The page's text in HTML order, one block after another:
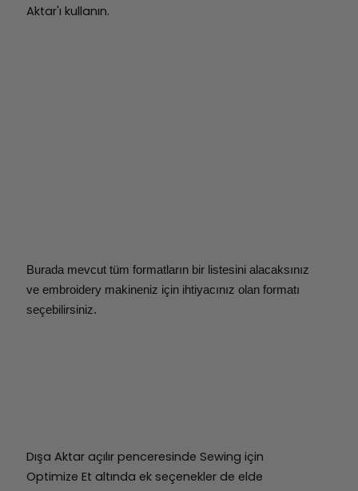
Aktar'ı kullanın.
Burada mevcut tüm formatların bir listesini alacaksınız
ve embroidery makineniz için ihtiyacınız olan formatı
seçebilirsiniz.
Dışa Aktar açılır penceresinde Sewing için
Optimize Et altında ek seçenekler de elde